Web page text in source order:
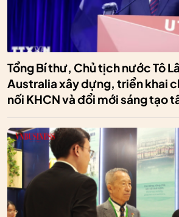
Tổng Bí thư, Chủ tịch nước Tô
Australia xây dựng, triển khai
nối KHCN và đổi mới sáng tạo